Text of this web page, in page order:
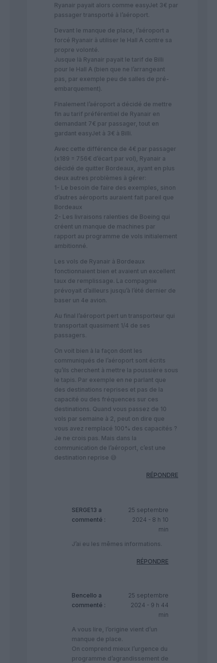
Ryanair payait alors comme easyJet 3€ par
passager transporté à l’aéroport.
Devant le manque de place, l’aéroport a
forcé Ryanair à utiliser le Hall A contre sa
propre volonté.
Jusque là Ryanair payait le tarif de Billi
pour le Hall A (bien que ne l’arrangeant
pas, par exemple peu de salles de pré-
embarquement).
Finalement l’aéroport a décidé de mettre
fin au tarif préférentiel de Ryanair en
demandant 7€ par passager, tout en
gardant easyJet à 3€ à Billi.
Avec cette différence de 4€ par passager
(x189 = 756€ d’écart par vol), Ryanair a
décidé de quitter Bordeaux, ayant en plus
deux autres problèmes à gérer:
1- Le besoin de faire des exemples, sinon
d’autres aéroports auraient fait pareil que
Bordeaux
2- Les livraisons ralenties de Boeing qui
créent un manque de machines par
rapport au programme de vols initialement
ambitionné.
Les vols de Ryanair à Bordeaux
fonctionnaient bien et avaient un excellent
taux de remplissage. La compagnie
prévoyait d’ailleurs jusqu’à l’été dernier de
baser un 4e avion.
Au final l’aéroport pert un transporteur qui
transportait quasiment 1/4 de ses
passagers.
On voit bien à la façon dont les
communiqués de l’aéroport sont écrits
qu’ils cherchent à mettre la poussière sous
le tapis. Par exemple en ne parlant que
des destinations reprises et pas de la
capacité ou des fréquences sur ces
destinations. Quand vous passez de 10
vols par semaine à 2, peut on dire que
vous avez remplacé 100% des capacités ?
Je ne crois pas. Mais dans la
communication de l’aéroport, c’est une
destination reprise 😅
RÉPONDRE
SERGE13 a
commenté :
25 septembre
2024 - 8 h 10
min
J’ai eu les mêmes informations.
RÉPONDRE
Bencello a
commenté :
25 septembre
2024 - 9 h 44
min
A vous lire, l’origine vient d’un
manque de place.
On comprend mieux l’urgence du
programme d’agrandissement de